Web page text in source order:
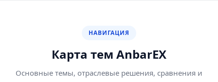
НАВИГАЦИЯ
Карта тем AnbarEX
Основные темы, отраслевые решения, сравнения и